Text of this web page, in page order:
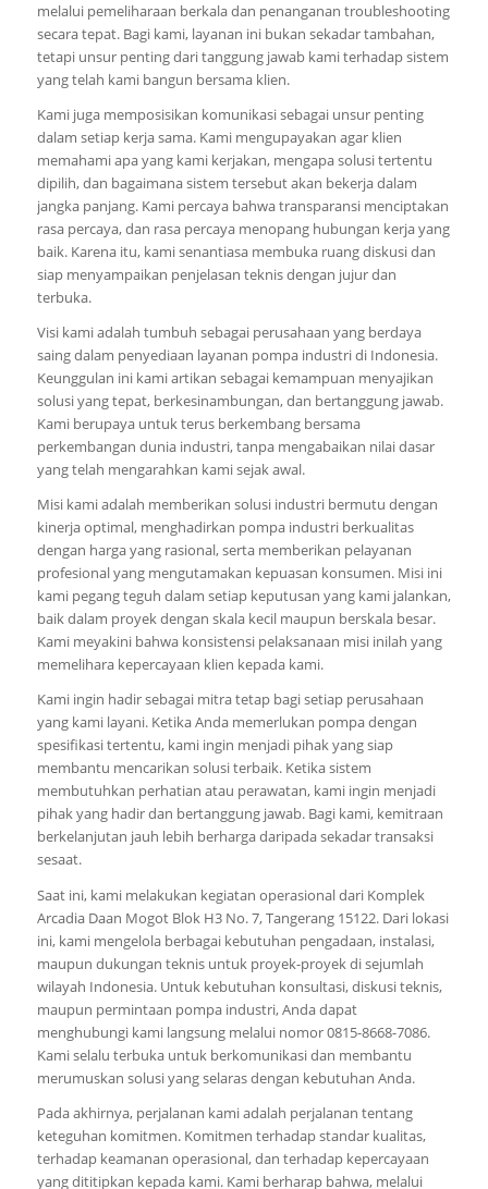
melalui pemeliharaan berkala dan penanganan troubleshooting
secara tepat. Bagi kami, layanan ini bukan sekadar tambahan,
tetapi unsur penting dari tanggung jawab kami terhadap sistem
yang telah kami bangun bersama klien.
Kami juga memposisikan komunikasi sebagai unsur penting
dalam setiap kerja sama. Kami mengupayakan agar klien
memahami apa yang kami kerjakan, mengapa solusi tertentu
dipilih, dan bagaimana sistem tersebut akan bekerja dalam
jangka panjang. Kami percaya bahwa transparansi menciptakan
rasa percaya, dan rasa percaya menopang hubungan kerja yang
baik. Karena itu, kami senantiasa membuka ruang diskusi dan
siap menyampaikan penjelasan teknis dengan jujur dan
terbuka.
Visi kami adalah tumbuh sebagai perusahaan yang berdaya
saing dalam penyediaan layanan pompa industri di Indonesia.
Keunggulan ini kami artikan sebagai kemampuan menyajikan
solusi yang tepat, berkesinambungan, dan bertanggung jawab.
Kami berupaya untuk terus berkembang bersama
perkembangan dunia industri, tanpa mengabaikan nilai dasar
yang telah mengarahkan kami sejak awal.
Misi kami adalah memberikan solusi industri bermutu dengan
kinerja optimal, menghadirkan pompa industri berkualitas
dengan harga yang rasional, serta memberikan pelayanan
profesional yang mengutamakan kepuasan konsumen. Misi ini
kami pegang teguh dalam setiap keputusan yang kami jalankan,
baik dalam proyek dengan skala kecil maupun berskala besar.
Kami meyakini bahwa konsistensi pelaksanaan misi inilah yang
memelihara kepercayaan klien kepada kami.
Kami ingin hadir sebagai mitra tetap bagi setiap perusahaan
yang kami layani. Ketika Anda memerlukan pompa dengan
spesifikasi tertentu, kami ingin menjadi pihak yang siap
membantu mencarikan solusi terbaik. Ketika sistem
membutuhkan perhatian atau perawatan, kami ingin menjadi
pihak yang hadir dan bertanggung jawab. Bagi kami, kemitraan
berkelanjutan jauh lebih berharga daripada sekadar transaksi
sesaat.
Saat ini, kami melakukan kegiatan operasional dari Komplek
Arcadia Daan Mogot Blok H3 No. 7, Tangerang 15122. Dari lokasi
ini, kami mengelola berbagai kebutuhan pengadaan, instalasi,
maupun dukungan teknis untuk proyek-proyek di sejumlah
wilayah Indonesia. Untuk kebutuhan konsultasi, diskusi teknis,
maupun permintaan pompa industri, Anda dapat
menghubungi kami langsung melalui nomor 0815-8668-7086.
Kami selalu terbuka untuk berkomunikasi dan membantu
merumuskan solusi yang selaras dengan kebutuhan Anda.
Pada akhirnya, perjalanan kami adalah perjalanan tentang
keteguhan komitmen. Komitmen terhadap standar kualitas,
terhadap keamanan operasional, dan terhadap kepercayaan
yang dititipkan kepada kami. Kami berharap bahwa, melalui